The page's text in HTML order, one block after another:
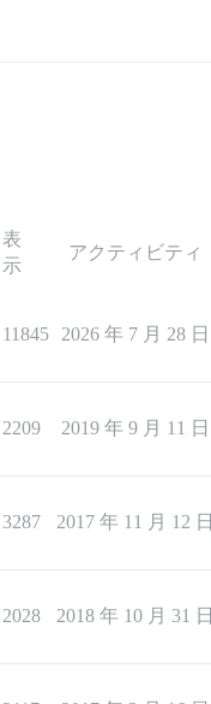
表
示
アクティビティ
11845 2026 年 7 月 28 日
2209 2019 年 9 月 11 日
3287 2017 年 11 月 12 日
2028 2018 年 10 月 31 日